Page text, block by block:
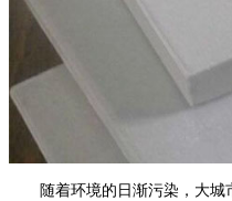
随着环境的日渐污染，大城